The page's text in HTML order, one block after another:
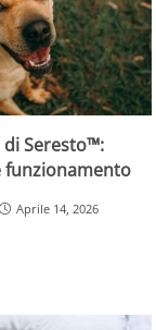
Seresto™:
funzionamento
Aprile 14, 2026